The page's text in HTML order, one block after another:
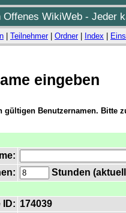
WikiWeb - Jeder
Teilnehmer| Ordner| Index
eingeben
gültigen Benutzernamen. Bitte
Stunden
ID: 174039